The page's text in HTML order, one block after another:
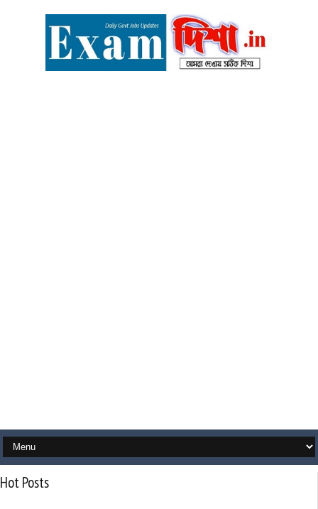
Hot Posts